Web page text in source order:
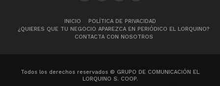
INICIO
POLÍTICA DE PRIVACIDAD
¿QUIERES QUE TU NEGOCIO APAREZCA EN PERIÓDICO EL LORQUINO?
CONTACTA CON NOSOTROS
Todos los derechos reservados © GRUPO DE COMUNICACIÓN EL
LORQUINO S. COOP.